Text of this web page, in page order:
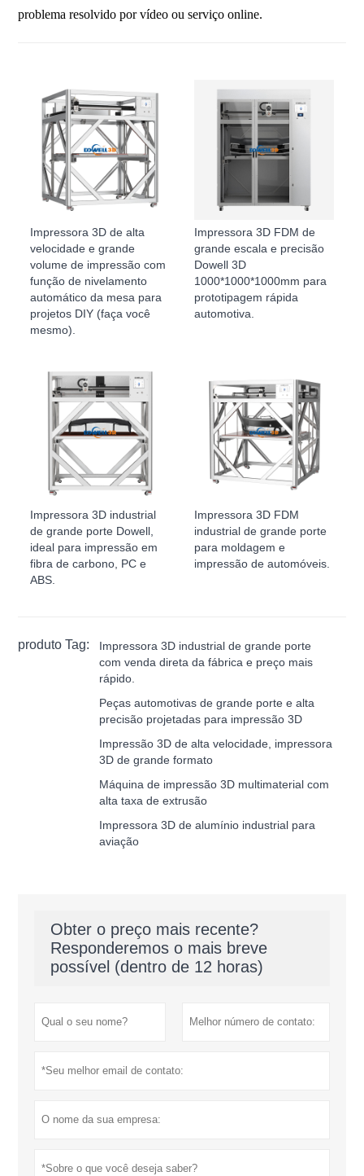
problema resolvido por vídeo ou serviço online.
Impressora 3D de alta
velocidade e grande
volume de impressão com
função de nivelamento
automático da mesa para
projetos DIY (faça você
mesmo).
Impressora 3D FDM de
grande escala e precisão
Dowell 3D
1000*1000*1000mm para
prototipagem rápida
automotiva.
Impressora 3D industrial
de grande porte Dowell,
ideal para impressão em
fibra de carbono, PC e
ABS.
Impressora 3D FDM
industrial de grande porte
para moldagem e
impressão de automóveis.
produto Tag:
Impressora 3D industrial de grande porte
com venda direta da fábrica e preço mais
rápido.
Peças automotivas de grande porte e alta
precisão projetadas para impressão 3D
Impressão 3D de alta velocidade, impressora
3D de grande formato
Máquina de impressão 3D multimaterial com
alta taxa de extrusão
Impressora 3D de alumínio industrial para
aviação
Obter o preço mais recente?
Responderemos o mais breve
possível (dentro de 12 horas)